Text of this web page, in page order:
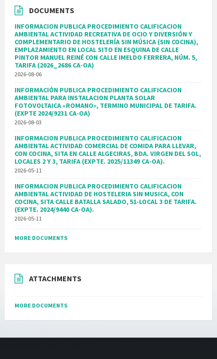
DOCUMENTS
INFORMACION PUBLICA PROCEDIMIENTO CALIFICACION
AMBIENTAL ACTIVIDAD RECREATIVA DE OCIO Y DIVERSIÓN Y
COMPLEMENTARIO DE HOSTELERÍA SIN MÚSICA (SIN COCINA),
EMPLAZAMIENTO EN LOCAL SITO EN ESQUINA DE CALLE
PINTOR MANUEL REINÉ CON CALLE IMELDO FERRERA, NÚM. 5,
TARIFA (2026_2686 CA-OA)
2026-08-06
INFORMACIÓN PUBLICA PROCEDIMIENTO CALIFICACION
AMBIENTAL PARA INSTALACION PLANTA SOLAR
FOTOVOLTAICA «ROMANO», TERMINO MUNICIPAL DE TARIFA.
(EXPTE 2024/9231 CA-OA)
2026-08-03
INFORMACION PUBLICA PROCEDIMIENTO CALIFICACION
AMBIENTAL ACTIVIDAD COMERCIAL DE COMIDA PARA LLEVAR,
CON COCINA, SITA EN CALLE ALGECIRAS, BDA. VIRGEN DEL SOL,
LOCALES 2 Y 3, TARIFA (EXPTE. 2025/11349 CA-OA).
2026-05-11
INFORMACION PUBLICA PROCEDIMIENTO CALIFICACION
AMBIENTAL ACTIVIDAD DE HOSTELERIA SIN MUSICA, CON
COCINA, SITA CALLE BATALLA SALADO, 51-LOCAL 3 DE TARIFA.
(EXPTE. 2024/9440 CA-OA).
2026-05-11
MORE DOCUMENTS
ATTACHMENTS
MORE DOCUMENTS